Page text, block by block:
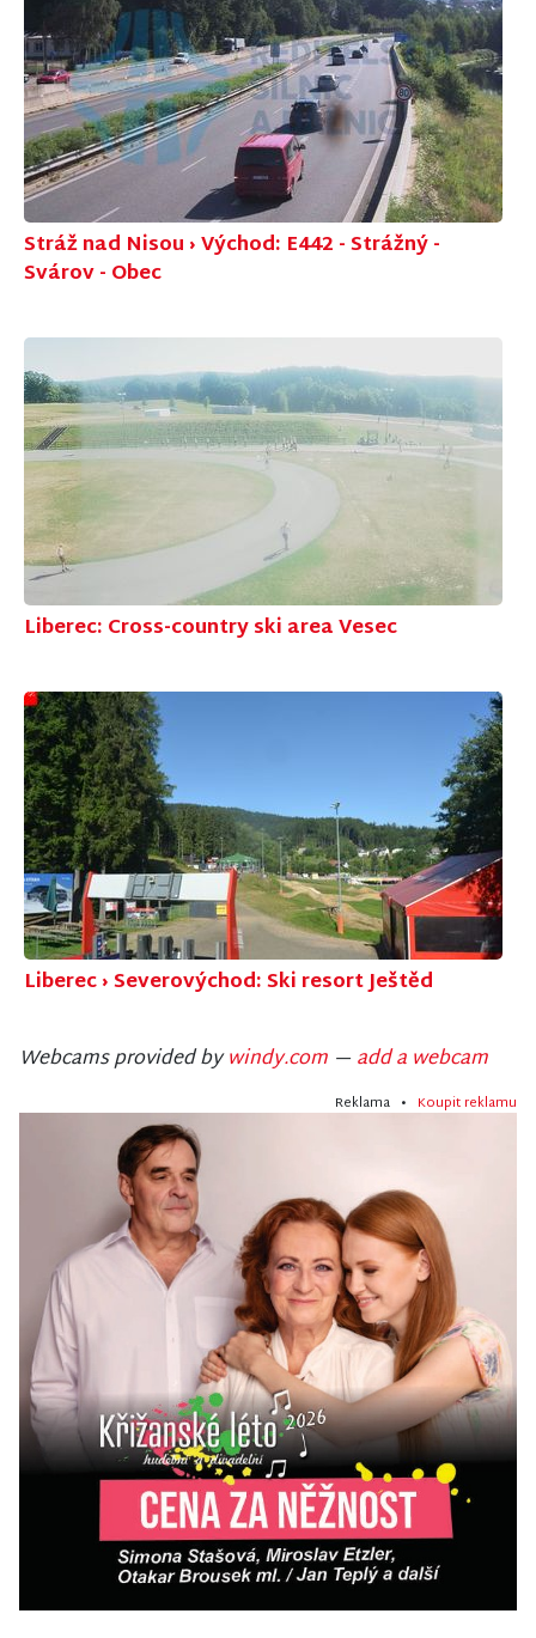
Stráž nad Nisou › Východ: E442 - Strážný -
Svárov - Obec
Liberec: Cross-country ski area Vesec
Liberec › Severovýchod: Ski resort Ještěd
Webcams provided bywindy.com —add a webcam
Reklama • Koupit reklamu